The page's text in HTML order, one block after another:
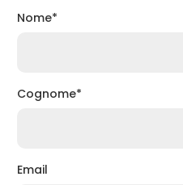
Nome*
Cognome*
Email